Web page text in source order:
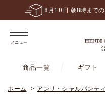
税込6,480円以上で
メニュー
商品一覧 ギフト
ホーム > アンリ・シャルパンテ